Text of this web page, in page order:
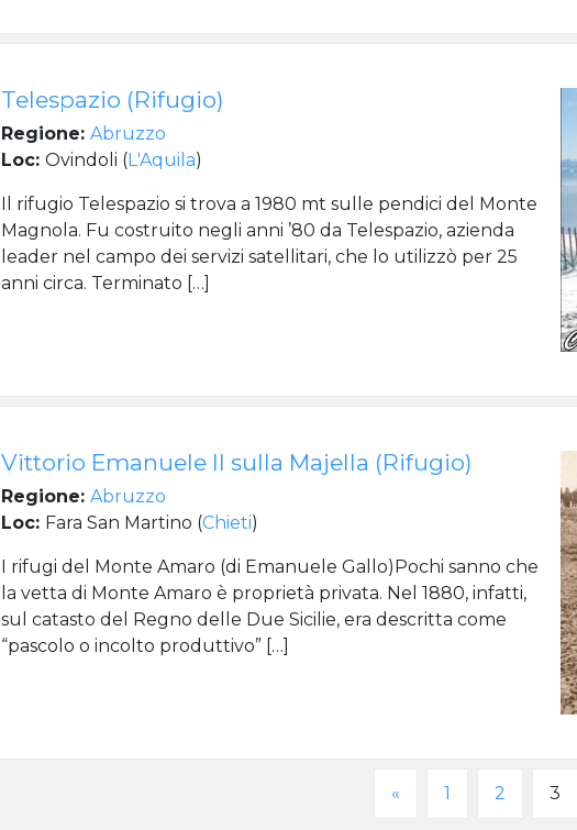
Telespazio (Rifugio)
Regione: Abruzzo
Loc: Ovindoli (L'Aquila)
Il rifugio Telespazio si trova a 1980 mt sulle pendici del Monte
Magnola. Fu costruito negli anni ’80 da Telespazio, azienda
leader nel campo dei servizi satellitari, che lo utilizzò per 25
anni circa. Terminato […]
Vittorio Emanuele II sulla Majella (Rifugio)
Regione: Abruzzo
Loc: Fara San Martino (Chieti)
I rifugi del Monte Amaro (di Emanuele Gallo)Pochi sanno che
la vetta di Monte Amaro è proprietà privata. Nel 1880, infatti,
sul catasto del Regno delle Due Sicilie, era descritta come
“pascolo o incolto produttivo” […]
« 1 2 3